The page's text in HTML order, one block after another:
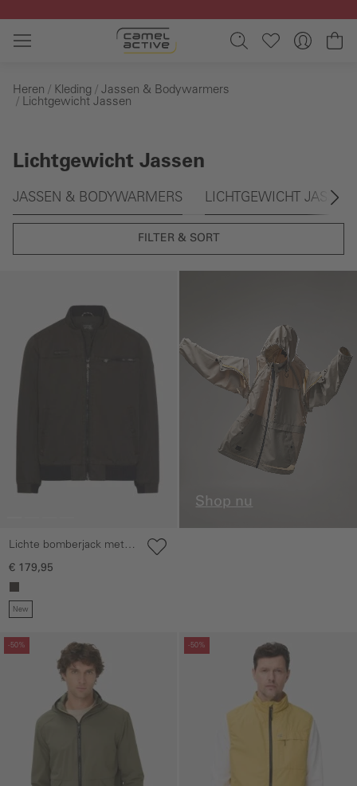
Ga naar de hoofdinhoud
Heren Kleding
Jassen & Bodywarmers
Lichtgewicht Jassen
Lichtgewicht Jassen
Galerie overslaan
JASSEN & BODYWARMERS LICHTGEWICHT JASSEN
FILTER & SORT
Shop nu
Lichte bomberjack met
gebreide boord
€ 179,95
New
-50%
overslaan
-50%
Galerie overslaan